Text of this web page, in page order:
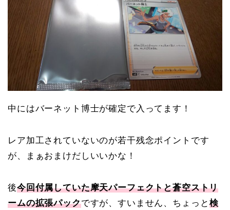
中にはバーネット博士が確定で入ってます！
レア加工されていないのが若干残念ポイントです
が、まぁおまけだしいいかな！
後今回付属していた摩天パーフェクトと蒼空ストリ
ームの拡張パックですが、すいません、ちょっと 検